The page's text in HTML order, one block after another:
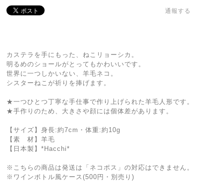
通報する
カステラを手にもった、ねこリョーシカ。
明るめのショールがとってもかわいいです。
世界に一つしかいない、羊毛ネコ。
シスターねこが祈りを捧げます。
★一つひとつ丁寧な手仕事で作り上げられた羊毛人形です。
★手作りのため、大きさや顔には個体差があります。
【サイズ】身長:約7cm・体重:約10g
【素 材】羊毛
【日本製】*Hacchi*
※こちらの商品は発送は「ネコポス」の対応はできません。
※ワインボトル風ケース(500円・別売り)